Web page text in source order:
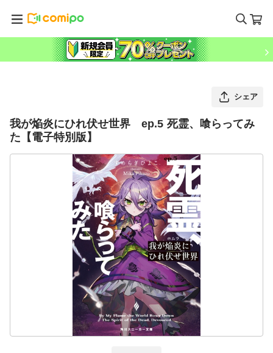
シェア
我が焔炎にひれ伏せ世界 ep.5 死霊、喰らってみ
た【電子特別版】